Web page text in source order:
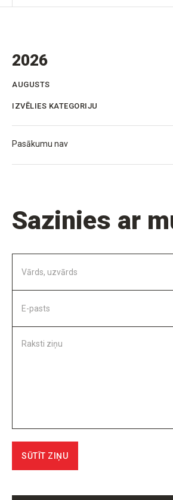
IZVĒLIES KATEGORIJU
Pasākumu nav
Sazinies ar
Vārds, uzvārds
E-pasts
Raksti ziņu
SŪTĪT ZIŅU